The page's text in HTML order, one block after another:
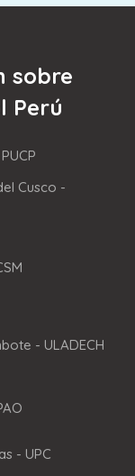
sobre
Perú
Cusco -
- ULADECH
- UPC